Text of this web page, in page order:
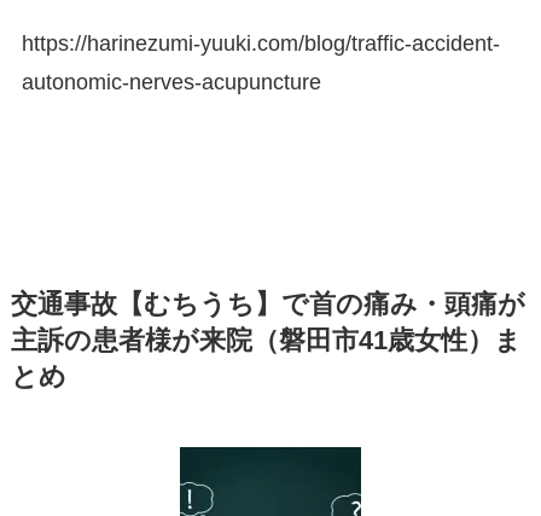
https://harinezumi-yuuki.com/blog/traffic-accident-
autonomic-nerves-acupuncture
交通事故【むちうち】で首の痛み・頭痛が
主訴の患者様が来院（磐田市41歳女性）ま
とめ